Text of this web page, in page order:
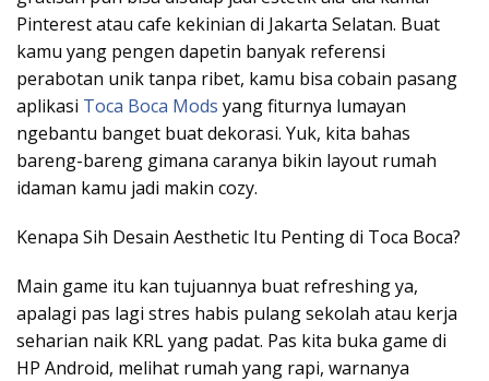
Pinterest atau cafe kekinian di Jakarta Selatan. Buat
kamu yang pengen dapetin banyak referensi
perabotan unik tanpa ribet, kamu bisa cobain pasang
aplikasi Toca Boca Mods yang fiturnya lumayan
ngebantu banget buat dekorasi. Yuk, kita bahas
bareng-bareng gimana caranya bikin layout rumah
idaman kamu jadi makin cozy.
Kenapa Sih Desain Aesthetic Itu Penting di Toca Boca?
Main game itu kan tujuannya buat refreshing ya,
apalagi pas lagi stres habis pulang sekolah atau kerja
seharian naik KRL yang padat. Pas kita buka game di
HP Android, melihat rumah yang rapi, warnanya